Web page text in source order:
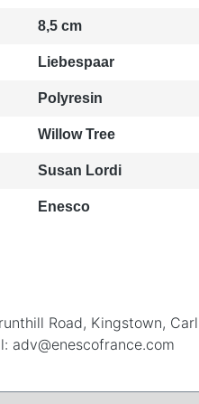
8,5 cm
Liebespaar
Polyresin
Willow Tree
Susan Lordi
Enesco
Road, Kingstown,
adv@enescofrance.com